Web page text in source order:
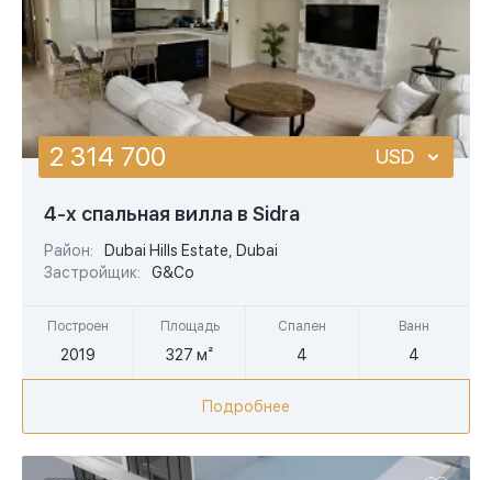
4-х спальная вилла в Sidra
Район:
Dubai Hills Estate, Dubai
Застройщик:
G&Co
Построен
2019
Площадь
327 м²
Спален
4
Ванн
4
2 314 700 USD
Подробнее